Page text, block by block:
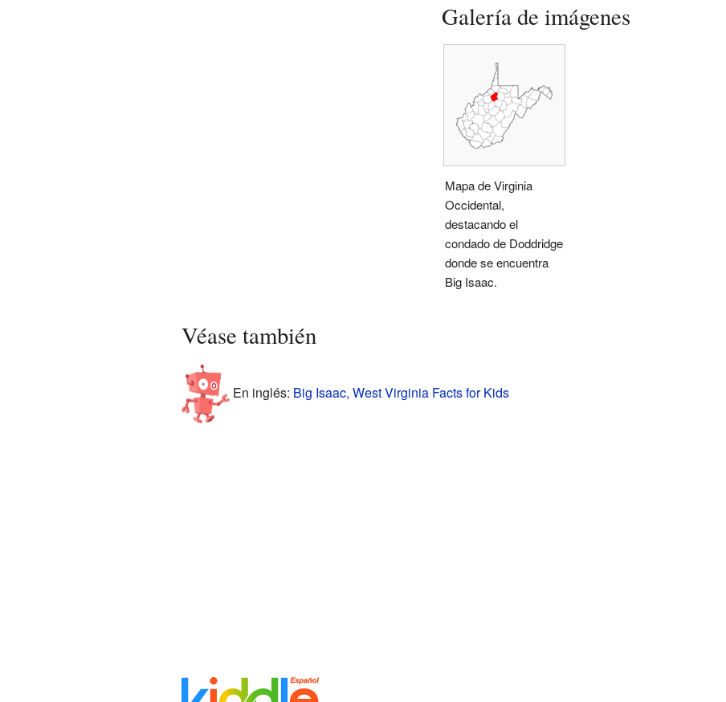
Galería de imágenes
Mapa de Virginia
Occidental,
destacando el
condado de Doddridge
donde se encuentra
Big Isaac.
Véase también
En inglés: Big Isaac, West Virginia Facts for Kids